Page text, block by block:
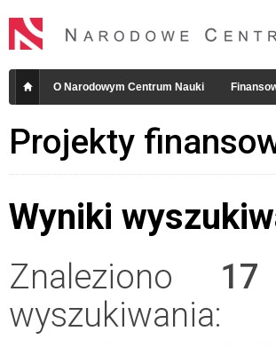
O Narodowym Centrum Nauki
Projekty
Wyniki
Znaleziono 17
wyszukiwania: